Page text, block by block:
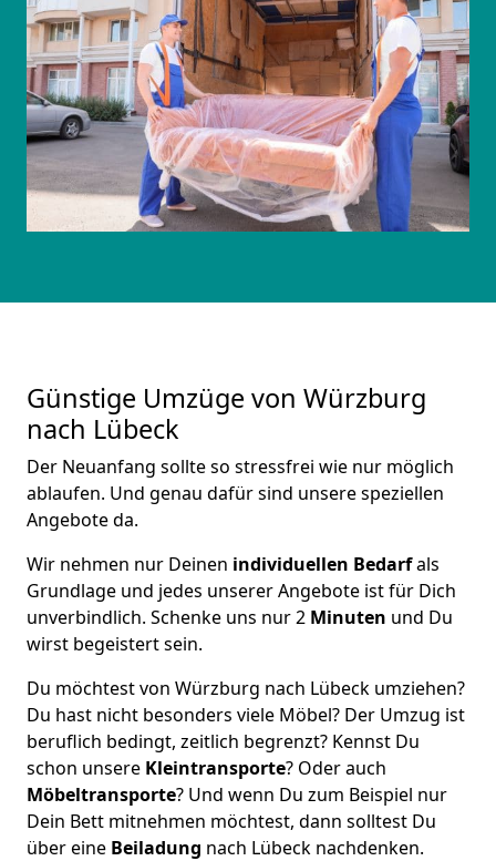
Günstige Umzüge von Würzburg
nach Lübeck
Der Neuanfang sollte so stressfrei wie nur möglich
ablaufen. Und genau dafür sind unsere speziellen
Angebote da.
Wir nehmen nur Deinen individuellen Bedarfals
Grundlage und jedes unserer Angebote ist für Dich
unverbindlich. Schenke uns nur 2 Minuten und Du
wirst begeistert sein.
Du möchtest von Würzburg nach Lübeck umziehen?
Du hast nicht besonders viele Möbel? Der Umzug ist
beruflich bedingt, zeitlich begrenzt? Kennst Du
schon unsere Kleintransporte? Oder auch
Möbeltransporte? Und wenn Du zum Beispiel nur
Dein Bett mitnehmen möchtest, dann solltest Du
über eine Beiladung nach Lübeck nachdenken.